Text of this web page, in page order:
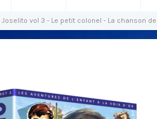
Joselito vol 3 - Le petit colonel - La chanson